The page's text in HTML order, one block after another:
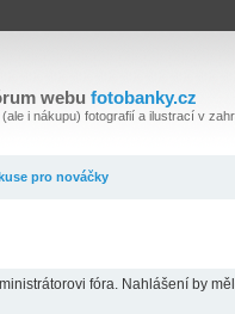
webu fotobanky.cz
(ale i nákupu) fotografií a ilustrací v
pro nováčky
fóra. Nahlášení by